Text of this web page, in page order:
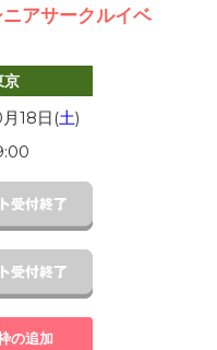
アサークルイベ
京
18日(土)
の追加